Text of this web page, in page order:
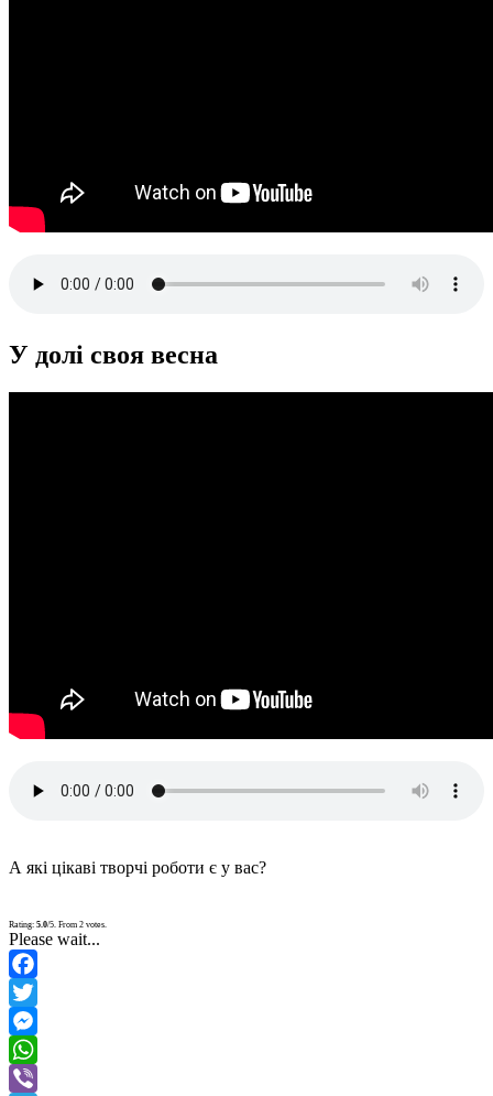
У долі своя весна
А які цікаві творчі роботи є у вас?
Rating: 5.0/5. From 2 votes.
Please wait...
Facebook
Twitter
Messenger
WhatsApp